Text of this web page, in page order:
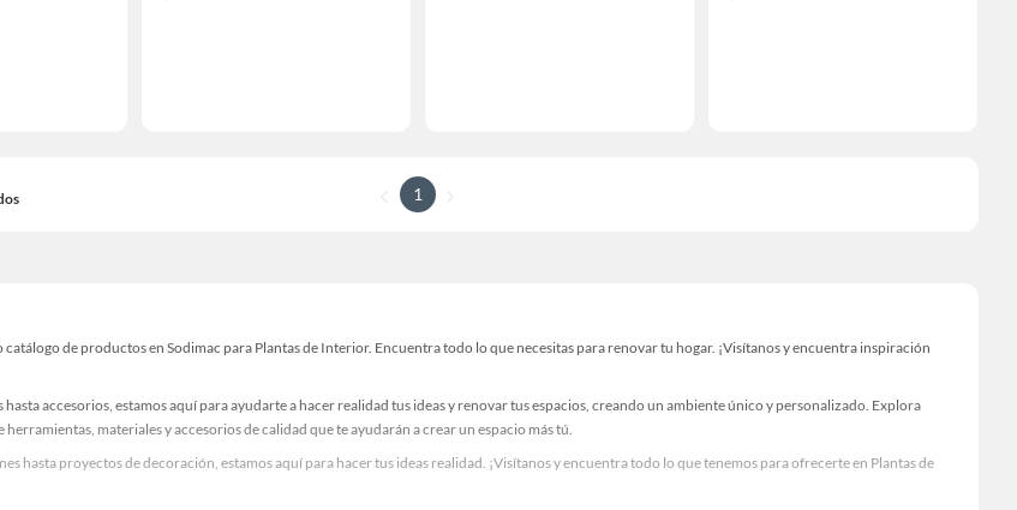
1
catálogo de productos en Sodimac para Plantas de Interior. Encuentra todo lo que necesitas para renovar tu hogar. ¡Visítanos y encuentra inspiración
hasta accesorios, estamos aquí para ayudarte a hacer realidad tus ideas y renovar tus espacios, creando un ambiente único y personalizado. Explora
herramientas, materiales y accesorios de calidad que te ayudarán a crear un espacio más tú.
hasta proyectos de decoración, estamos aquí para hacer tus ideas realidad. ¡Visítanos y encuentra todo lo que tenemos para ofrecerte en Plantas de